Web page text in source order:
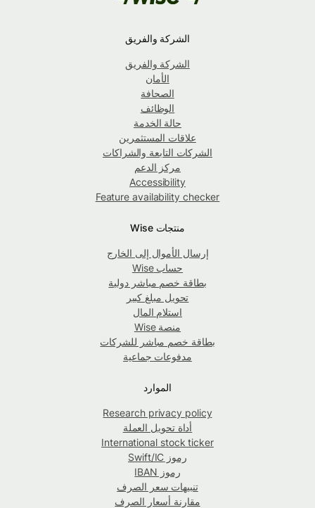
الشركة والفريق
الشركة والفريق
الأمان
الصحافة
الوظائف
حالة الخدمة
علاقات المستثمرين
الشركات التابعة والشراكات
مركز الدعم
Accessibility
Feature availability checker
منتجات Wise
إرسال الأموال إلى الخارج
حساب Wise
بطاقة خصم مباشر دولية
تحويل مبلغ كبير
استلام المال
منصة Wise
بطاقة خصم مباشر للشركات
مدفوعات جماعية
الموارد
Research privacy policy
أداة تحويل العملة
International stock ticker
رموز Swift/IC
رموز IBAN
تنبيهات سعر الصرف
مقارنة أسعار الصرف